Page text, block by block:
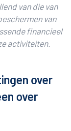
van die van
van
financieel
activiteiten.
over
over